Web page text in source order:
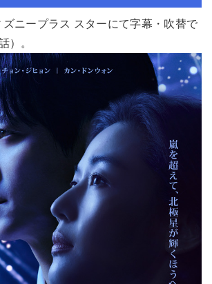
ズニープラス スターにて字幕・吹替で
）。